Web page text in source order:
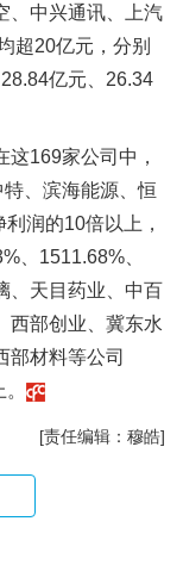
、中兴通讯、上汽
超20亿元，分别
亿元、26.34
169家公司中，
、滨海能源、恒
润的10倍以上，
、1511.68%、
、天目药业、中百
西部创业、冀东水
部材料等公司
[责任编辑：穆皓]